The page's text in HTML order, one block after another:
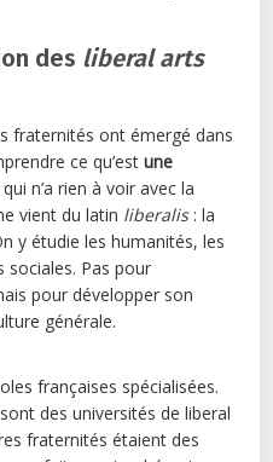
des liberal arts
fraternités ont émergé dans
ce qu’estune
n’a rien à voir avec la
vient du latin liberalis: la
y étudie les humanités, les
sociales. Pas pour
pour développer son
générale.
françaises spécialisées.
des universités de liberal
fraternités étaient des